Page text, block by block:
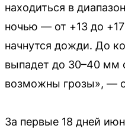
находиться в
ночью — от +13 до
начнутся дожди. До
выпадет до 30–40 мм
возможны грозы», —
За первые 18 дней